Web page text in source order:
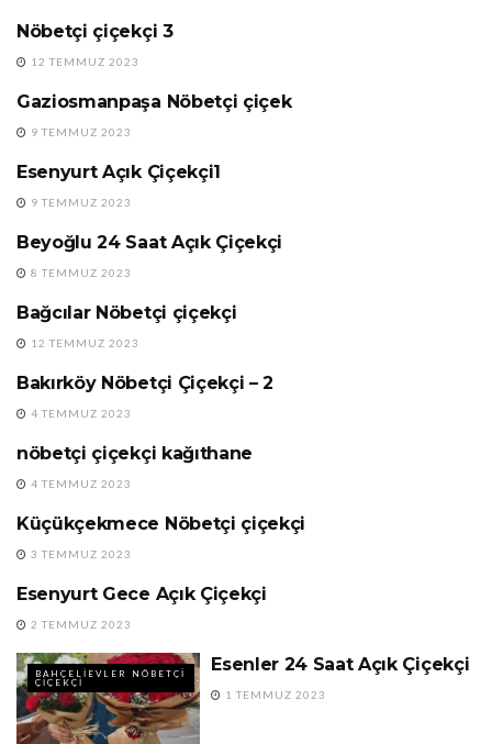
24 SAAT AÇIK ÇIÇEKÇI
Nöbetçi çiçekçi 3
12 TEMMUZ 2023
24 SAAT AÇIK ÇIÇEKÇI
Gaziosmanpaşa Nöbetçi çiçek
9 TEMMUZ 2023
BAĞCILAR NÖBETÇI
Esenyurt Açık Çiçekçi1
9 TEMMUZ 2023
24 SAAT AÇIK ÇIÇEKÇI
Beyoğlu 24 Saat Açık Çiçekçi
8 TEMMUZ 2023
AÇIK ÇIÇEKÇI
Bağcılar Nöbetçi çiçekçi
12 TEMMUZ 2023
24 SAAT AÇIK ÇIÇEKÇI
Bakırköy Nöbetçi Çiçekçi – 2
4 TEMMUZ 2023
24 SAAT AÇIK ÇIÇEKÇI
nöbetçi çiçekçi kağıthane
4 TEMMUZ 2023
24 SAAT AÇIK ÇIÇEKÇI
Küçükçekmece Nöbetçi çiçekçi
3 TEMMUZ 2023
24 SAAT AÇIK ÇIÇEKÇI
Esenyurt Gece Açık Çiçekçi
2 TEMMUZ 2023
BAHÇELIEVLER NÖBETÇI
ÇIÇEKÇI
Esenler 24 Saat Açık Çiçekçi
1 TEMMUZ 2023